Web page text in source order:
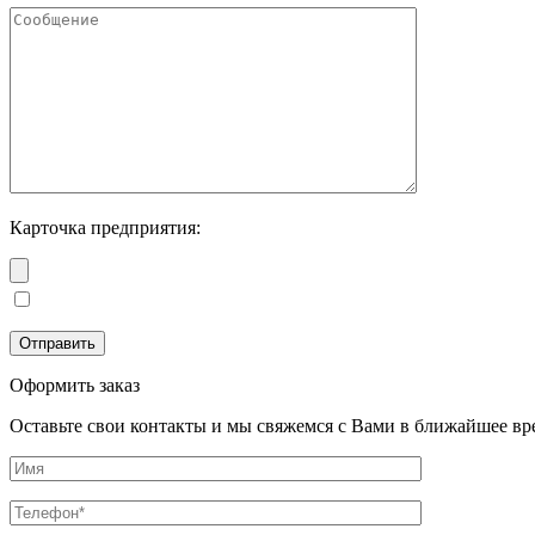
Карточка предприятия:
Оформить заказ
Оставьте свои контакты и мы свяжемся с Вами в ближайшее